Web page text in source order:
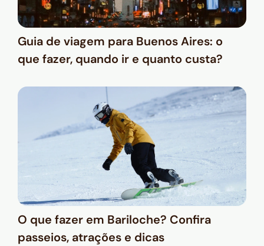
Guia de viagem para Buenos Aires: o
que fazer, quando ir e quanto custa?
O que fazer em Bariloche? Confira
passeios, atrações e dicas